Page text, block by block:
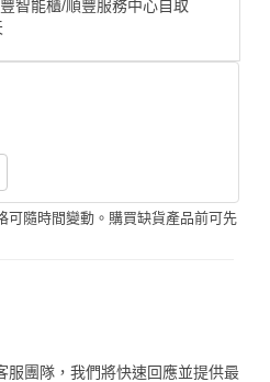
智能櫃/順豐服務中心自取
可隨時間變動。購買缺貨產品前可先
服團隊，我們將快速回應並提供最